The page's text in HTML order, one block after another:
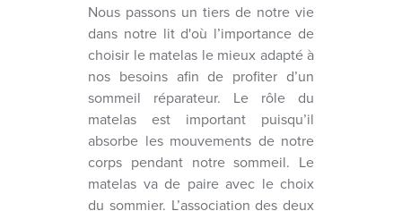
Nous passons un tiers de notre vie
dans notre lit d'où l’importance de
choisir le matelas le mieux adapté à
nos besoins afin de profiter d’un
sommeil réparateur. Le rôle du
matelas est important puisqu’il
absorbe les mouvements de notre
corps pendant notre sommeil. Le
matelas va de paire avec le choix
du sommier. L’association des deux